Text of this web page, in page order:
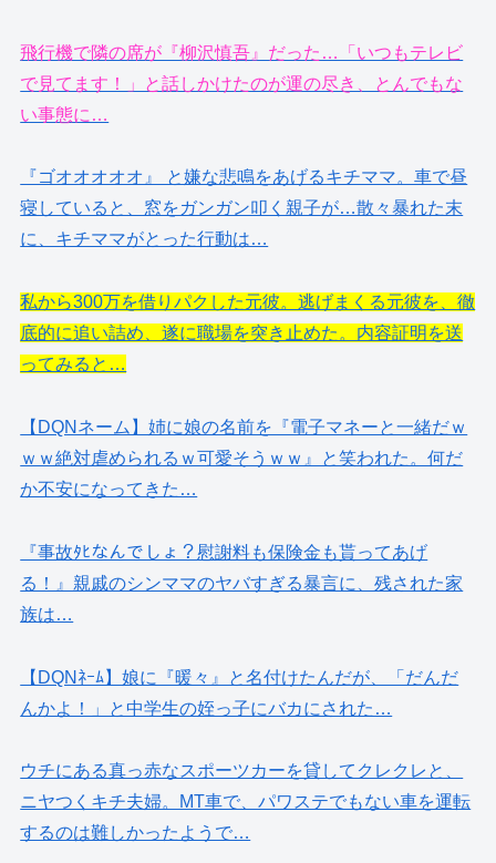
飛行機で隣の席が『柳沢慎吾』だった…「いつもテレビ
で見てます！」と話しかけたのが運の尽き、とんでもな
い事態に…
『ゴオオオオオ』 と嫌な悲鳴をあげるキチママ。車で昼
寝していると、窓をガンガン叩く親子が…散々暴れた末
に、キチママがとった行動は…
私から300万を借りパクした元彼。逃げまくる元彼を、徹
底的に追い詰め、遂に職場を突き止めた。内容証明を送
ってみると…
【DQNネーム】姉に娘の名前を『電子マネーと一緒だｗ
ｗｗ絶対虐められるｗ可愛そうｗｗ』と笑われた。何だ
か不安になってきた…
『事故ﾀﾋなんでしょ？慰謝料も保険金も貰ってあげ
る！』親戚のシンママのヤバすぎる暴言に、残された家
族は…
【DQNﾈｰﾑ】娘に『暖々』と名付けたんだが、「だんだ
んかよ！」と中学生の姪っ子にバカにされた…
ウチにある真っ赤なスポーツカーを貸してクレクレと、
ニヤつくキチ夫婦。MT車で、パワステでもない車を運転
するのは難しかったようで…